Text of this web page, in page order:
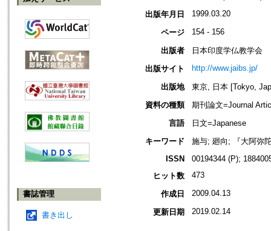
書誌管理
書き出し
出版年月日
1999.03.20
ページ 154 - 156
出版者
日本印度学仏教学会
出版サイト
http://www.jaibs.jp/
出版地
東京, 日本 [Tokyo,
資料の種類
期刊論文=Journal
言語
日文=Japanese
キーワード
施与; 廻向; 『大阿弥
ISSN
00194344 (P);
ヒット数
473
作成日 2009.04.13
更新日期 2019.02.14